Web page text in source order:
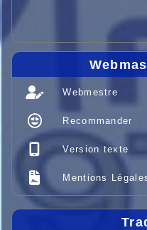
Webmestre
Recommander
Version texte
Mentions